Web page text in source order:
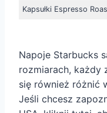
Kapsułki Espresso
Napoje Starbucks
rozmiarach, każdy
się również różnić
Jeśli chcesz